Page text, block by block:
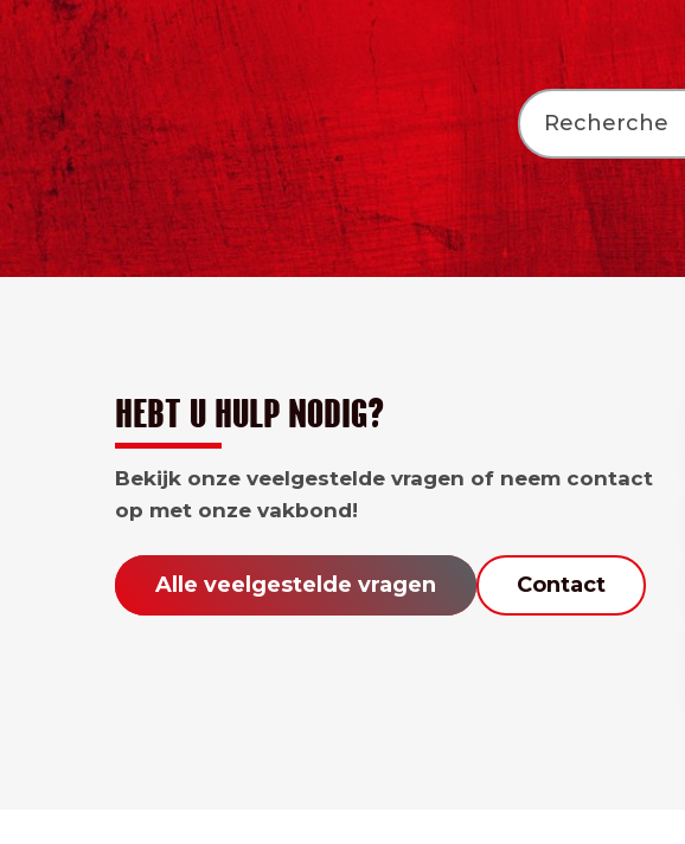
HEBT U HULP NODIG?
Bekijk onze veelgestelde vragen of neem contact
op met onze vakbond!
Alle veelgestelde vragen Contact